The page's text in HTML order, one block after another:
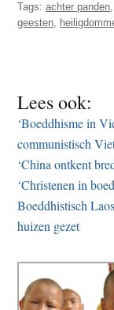
Tags:achter panden
geesten,
Lees ook:
‘Boeddhisme in
communistisch
‘China ontkent
‘Christenen in
Boeddhistisch
huizen gezet